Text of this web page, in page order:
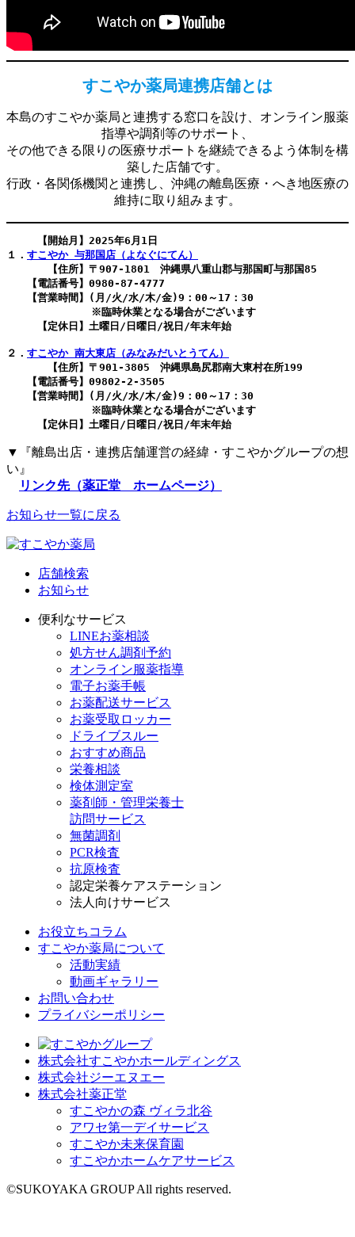
すこやか薬局連携店舗とは
本島のすこやか薬局と連携する窓口を設け、オンライン服薬
指導や調剤等のサポート、
その他できる限りの医療サポートを継続できるよう体制を構
築した店舗です。
行政・各関係機関と連携し、沖縄の離島医療・へき地医療の
維持に取り組みます。
【開始月】2025年6月1日
１． すこやか 与那国店（よなぐにてん）
【住所】〒907-1801　沖縄県八重山郡与那国町与那国85
【電話番号】0980-87-4777
【営業時間】( 月/火/水/木/金)9：00～ 17：30
※臨時休業となる場合がございます
【定休日】土曜日/日曜日/祝日/年末年始
２． すこやか 南大東店（みなみだいとうてん）
【住所】〒901-3805　沖縄県島尻郡南大東村在所199
【電話番号】09802-2-3505
【営業時間】(月/火/水/木/金)9：00～17：30
※臨時休業となる場合がございます
【定休日】土曜日/日曜日/祝日/年末年始
▼『離島出店・連携店舗運営の経緯・すこやかグループの想
い』
リンク先（薬正堂 ホームページ）
お知らせ一覧に戻る
店舗検索
お知らせ
便利なサービス
LINEお薬相談
処方せん調剤予約
オンライン服薬指導
電子お薬手帳
お薬配送サービス
お薬受取ロッカー
ドライブスルー
おすすめ商品
栄養相談
検体測定室
薬剤師・管理栄養士
訪問サービス
無菌調剤
PCR検査
抗原検査
認定栄養ケアステーション
法人向けサービス
お役立ちコラム
すこやか薬局について
活動実績
動画ギャラリー
お問い合わせ
プライバシーポリシー
株式会社すこやかホールディングス
株式会社ジーエヌエー
株式会社薬正堂
すこやかの森 ヴィラ北谷
アワセ第一デイサービス
すこやか未来保育園
すこやかホームケアサービス
©SUKOYAKA GROUP All rights reserved.